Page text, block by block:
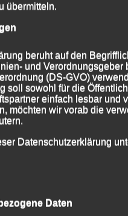
die Skiabteilung der DJK-
den Start gingen, kam
ins Ziel.
der versuchte im „Vater-
und für den die Uhren nach
Nordic-Walker auf der
Eibl gingen über die
nach 1:13:33 bzw.
(AK) M 65 die
übermitteln.
beruht auf den
und Verordnungsgeber
(DS-GVO)
soll sowohl für die
einfach lesbar und
möchten wir vorab die
Datenschutzerklärung
Daten